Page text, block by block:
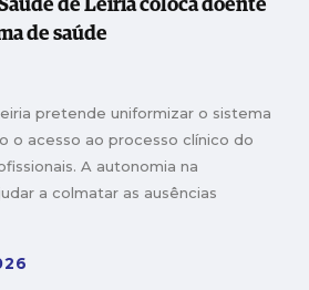
de Leiria coloca doente
de saúde
pretende uniformizar o sistema
o acesso ao processo clínico do
A autonomia na
a colmatar as ausências